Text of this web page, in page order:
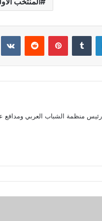
بينتيريست
منظمة الشباب العربي ومدافع